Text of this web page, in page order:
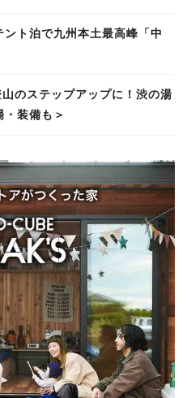
ント泊で九州本土最高峰「中
のステップアップに！渋の湯
装備も＞